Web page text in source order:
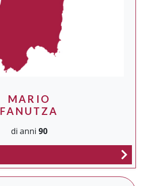
MARIO
FANUTZA
di anni 90